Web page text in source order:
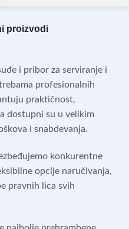
proizvodi
i pribor za serviranje i
profesionalnih
praktičnost,
dostupni su u velikim
i snabdevanja.
konkurentne
opcije naručivanja,
pravnih lica svih